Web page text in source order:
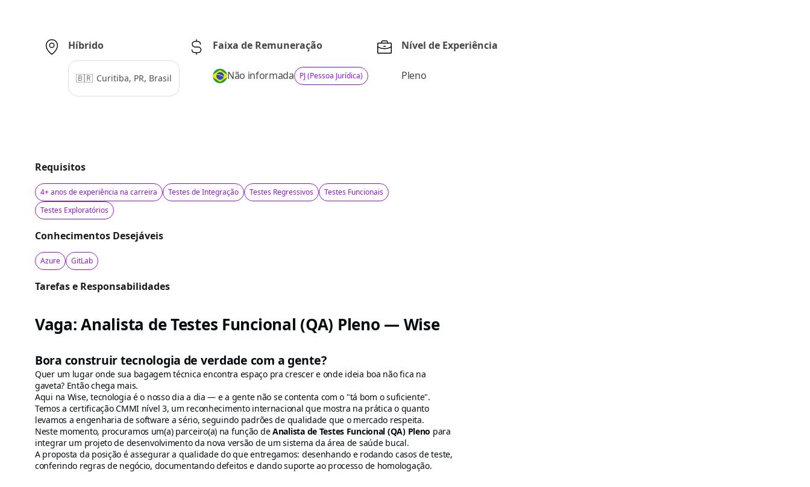
Híbrido
🇧🇷 Curitiba, PR, Brasil
Faixa de Remuneração
Não informada PJ (Pessoa Jurídica)
Nível de Experiência
Pleno
Requisitos
4+ anos de experiência na carreira Testes de Integração Testes Regressivos
Testes Funcionais
Testes Exploratórios
Conhecimentos Desejáveis
Azure GitLab
Tarefas e Responsabilidades
Vaga: Analista de Testes Funcional (QA) Pleno — Wise
Bora construir tecnologia de verdade com a gente?
Quer um lugar onde sua bagagem técnica encontra espaço pra crescer e onde ideia boa não fica na
gaveta? Então chega mais.
Aqui na Wise, tecnologia é o nosso dia a dia — e a gente não se contenta com o "tá bom o suficiente".
Temos a certificação CMMI nível 3, um reconhecimento internacional que mostra na prática o quanto
levamos a engenharia de software a sério, seguindo padrões de qualidade que o mercado respeita.
Neste momento, procuramos um(a) parceiro(a) na função deAnalista de Testes Funcional (QA) Pleno para
integrar um projeto de desenvolvimento da nova versão de um sistema da área de saúde bucal.
A proposta da posição é assegurar a qualidade do que entregamos: desenhando e rodando casos de teste,
conferindo regras de negócio, documentando defeitos e dando suporte ao processo de homologação.